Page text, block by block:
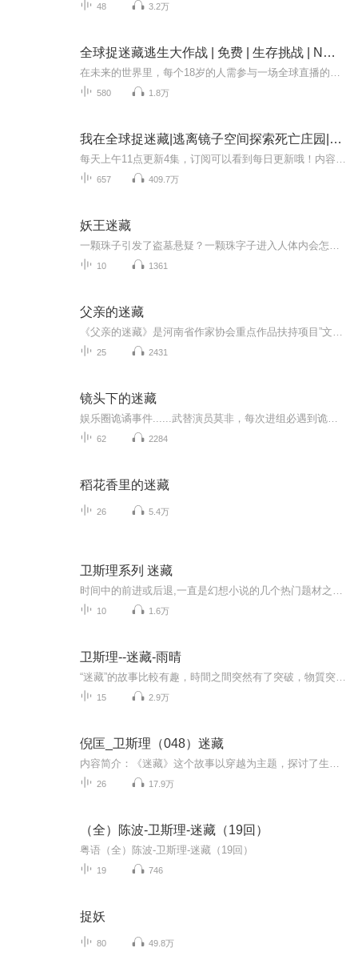
48 3.2万
全球捉迷藏逃生大作战 | 免费 | 生存挑战 | N次元
580 1.8万
我在全球捉迷藏|逃离镜子空间探索死亡庄园|紧张刺激逆天金手指|有声剧
657 409.7万
妖王迷藏
10 1361
父亲的迷藏
25 2431
镜头下的迷藏
62 2284
稻花香里的迷藏
26 5.4万
卫斯理系列 迷藏
10 1.6万
卫斯理--迷藏-雨晴
15 2.9万
倪匡_卫斯理（048）迷藏
26 17.9万
（全）陈波-卫斯理-迷藏（19回）
粤语（全）陈波-卫斯理-迷藏（19回）
19 746
捉妖
80 49.8万